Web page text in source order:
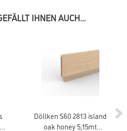
IHNEN AUCH...
Döllken S60 2813 island
oak honey 5,15mt